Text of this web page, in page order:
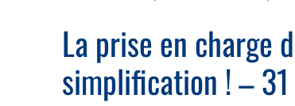
La prise en charge
simplification ! –